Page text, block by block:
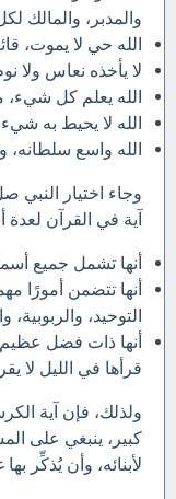
والمدبر، والمالك
الله حي لا يموت،
لا يأخذه نعاس ولا
الله يعلم كل
الله لا يحيط به
الله واسع
وجاء اختيار النبي
آية في القرآن لعدة
أنها تشمل جميع
أنها تتضمن أمورًا
التوحيد، والربوبية،
أنها ذات فضل
قرأها في الليل لا
ولذلك، فإن آية
كبير، ينبغي على
لأبنائه، وأن يُذكِّر